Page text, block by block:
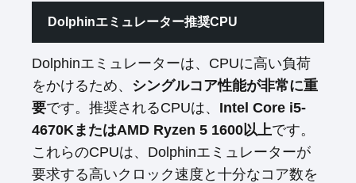
Dolphinエミュレーター推奨CPU
Dolphinエミュレーターは、CPUに高い負荷
をかけるため、 シングルコア性能が非常に重
要です。推奨されるCPUは、 Intel Core i5-
4670KまたはAMD Ryzen 5 1600以上です。
これらのCPUは、Dolphinエミュレーターが
要求する高いクロック速度と十分なコア数を